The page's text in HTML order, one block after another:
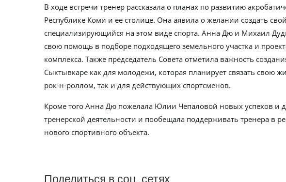
В ходе встречи тренер рассказала о планах по развитию
Республике Коми и ее столице. Она аявила о желании создать
специализирующийся на этом виде спорта. Анна Дю и Михаил
свою помощь в подборе подходящего земельного участка и
комплекса. Также председатель Совета отметила важность
Сыктывкаре как для молодежи, которая планирует связать свою
рок-н-роллом, так и для действующих спортсменов.
Кроме того Анна Дю пожелала Юлии Чепаловой новых успехов и
тренерской деятельности и пообещала поддерживать тренера в
нового спортивного объекта.
Поделиться в соц. сетях